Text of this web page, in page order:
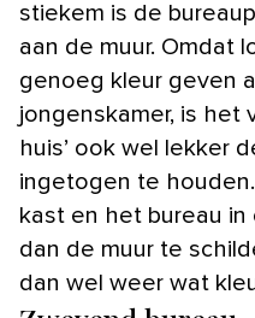
stiekem is de
aan de muur. Omdat
genoeg kleur geven
jongenskamer, is het
huis’ ook wel lekker
ingetogen te
kast en het bureau
dan de muur te
dan wel weer wat